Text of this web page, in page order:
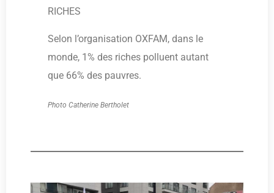
RICHES
Selon l’organisation OXFAM, dans le
monde, 1% des riches polluent autant
que 66% des pauvres.
Photo Catherine Bertholet